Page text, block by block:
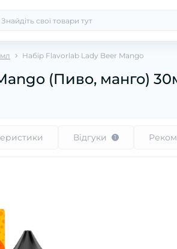
Набір Flavorlab Lady Beer Mango
(Пиво, манго)
Відгуки 1